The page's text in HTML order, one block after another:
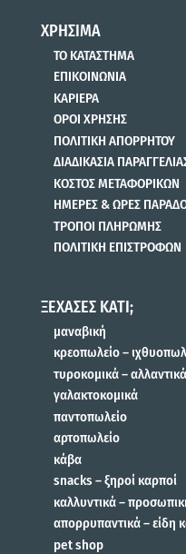
ΧΡΗΣΙΜΑ
ΤΟ ΚΑΤΑΣΤΗΜΑ
ΕΠΙΚΟΙΝΩΝΙΑ
ΚΑΡΙΕΡΑ
ΟΡΟΙ ΧΡΗΣΗΣ
ΠΟΛΙΤΙΚΗ ΑΠΟΡΡΗΤΟΥ
ΔΙΑΔΙΚΑΣΙΑ
ΚΟΣΤΟΣ ΜΕΤΑΦΟΡΙΚΩΝ
ΗΜΕΡΕΣ & ΩΡΕΣ
ΤΡΟΠΟΙ ΠΛΗΡΩΜΗΣ
ΠΟΛΙΤΙΚΗ ΕΠΙΣΤΡΟΦΩΝ
ΞΕΧΑΣΕΣ ΚΑΤΙ;
μαναβική
κρεοπωλείο –
τυροκομικά – αλλαντικά
γαλακτοκομικά
παντοπωλείο
αρτοπωλείο
κάβα
snacks – ξηροί καρποί
καλλυντικά –
απορρυπαντικά – είδη
pet shop